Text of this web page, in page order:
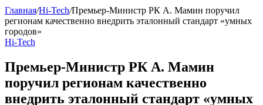
Главная/Hi-Tech/Премьер-Министр РК А. Мамин поручил
регионам качественно внедрить эталонный стандарт «умных
городов»
Hi-Tech
Премьер-Министр РК А. Мамин
поручил регионам качественно
внедрить эталонный стандарт «умных